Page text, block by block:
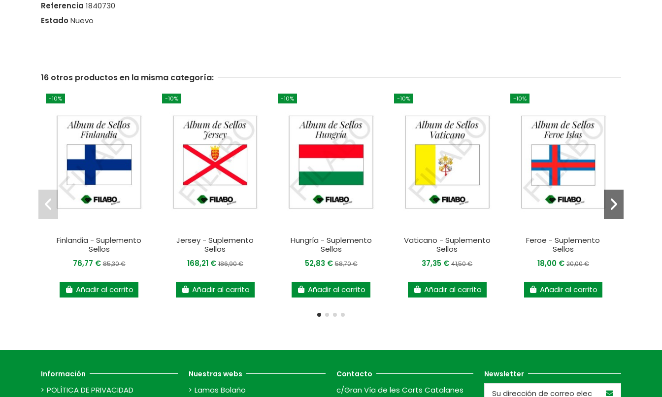
Referencia 1840730
Estado Nuevo
16 otros productos en la misma categoría:
-10%
Finlandia - Suplemento
Sellos
76,77 €85,30 €
Añadir al carrito
-10%
Jersey - Suplemento
Sellos
168,21 €186,90 €
Añadir al carrito
-10%
Hungría - Suplemento
Sellos
52,83 €58,70 €
Añadir al carrito
-10%
Vaticano - Suplemento
Sellos
37,35 €41,50 €
Añadir al carrito
-10%
Feroe - Suplemento
Sellos
18,00 € 20,00 €
Añadir al carrito
Información
POLÍTICA DE PRIVACIDAD
Nuestras webs
Lamas Bolaño
Contacto
c/Gran Vía de les Corts Catalanes
Newsletter